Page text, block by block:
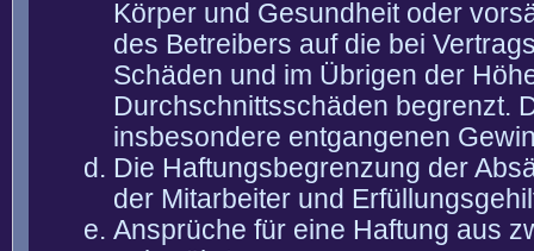
Körper und Gesundheit oder
des Betreibers auf die bei
Schäden und im Übrigen der
Durchschnittsschäden begrenzt.
insbesondere entgangenen
Die Haftungsbegrenzung der
der Mitarbeiter und
Ansprüche für eine Haftung aus